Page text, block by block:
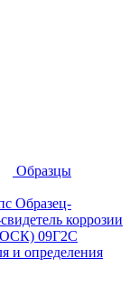
Образцы
Образец-
коррозии
(ОСК) 09Г2С
и определения